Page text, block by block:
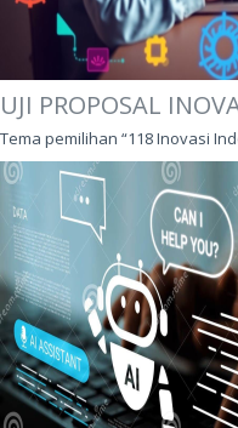
UJI PROPOSAL
Tema pemilihan “118 Inovasi